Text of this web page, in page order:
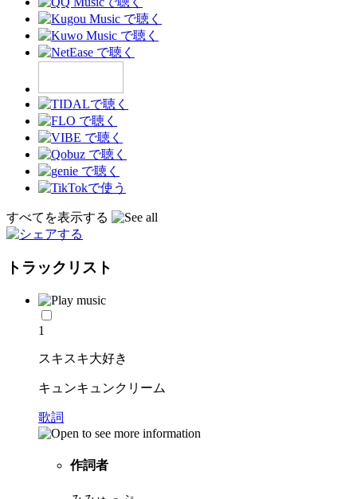
すべてを表示する
トラックリスト
1
スキスキ大好き
キュンキュンクリーム
歌詞
作詞者